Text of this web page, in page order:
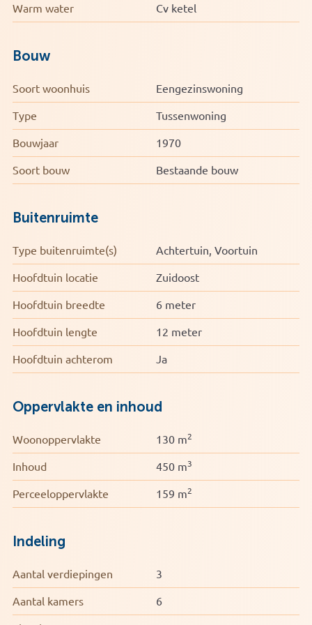
Warm water Cv ketel
Bouw
Soort woonhuis Eengezinswoning
Type Tussenwoning
Bouwjaar 1970
Soort bouw Bestaande bouw
Buitenruimte
Type buitenruimte(s) Achtertuin, Voortuin
Hoofdtuin locatie Zuidoost
Hoofdtuin breedte 6 meter
Hoofdtuin lengte 12 meter
Hoofdtuin achterom Ja
Oppervlakte en inhoud
Woonoppervlakte 130 m2
Inhoud 450 m3
Perceeloppervlakte 159 m2
Indeling
Aantal verdiepingen 3
Aantal kamers 6